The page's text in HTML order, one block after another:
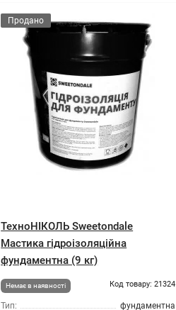
Продано
ТехноНІКОЛЬ Sweetondale
Мастика гідроізоляційна
фундаментна (9 кг)
Немає в наявності Код товару: 21324
Тип:
фундаментна